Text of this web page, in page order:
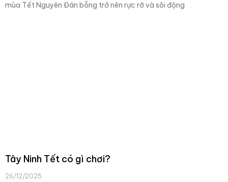
mùa Tết Nguyên Đán bỗng trở nên rực rỡ và sôi động
Tây Ninh Tết có gì chơi?
26/12/2025